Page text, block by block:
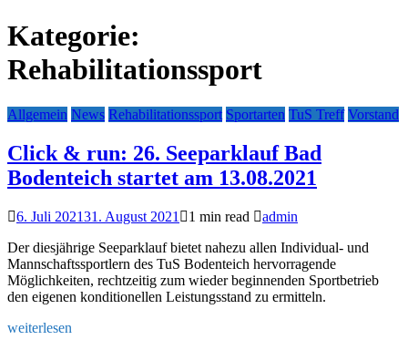
Kategorie:
Rehabilitationssport
Allgemein News Rehabilitationssport Sportarten TuS Treff Vorstand
Click & run: 26. Seeparklauf Bad
Bodenteich startet am 13.08.2021
6. Juli 202131. August 2021 1 min read
admin
Der diesjährige Seeparklauf bietet nahezu allen Individual- und
Mannschaftssportlern des TuS Bodenteich hervorragende
Möglichkeiten, rechtzeitig zum wieder beginnenden Sportbetrieb
den eigenen konditionellen Leistungsstand zu ermitteln.
weiterlesen